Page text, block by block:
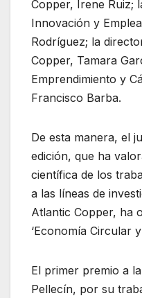
Copper, Irene Ruiz;
Innovación y
Rodríguez; la
Copper, Tamara
Emprendimiento y
Francisco Barba.
De esta manera, el
edición, que ha
científica de los
a las líneas de
Atlantic Copper, ha
‘Economía Circular
El primer premio a
Pellecín, por su